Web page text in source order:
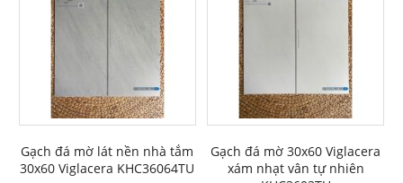
Gạch đá mờ lát nền nhà tắm
30x60 Viglacera KHC36064TU
Gạch đá mờ 30x60 Viglacera
xám nhạt vân tự nhiên